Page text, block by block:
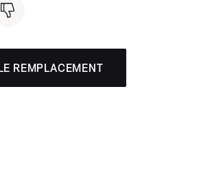
REMPLACEMENT